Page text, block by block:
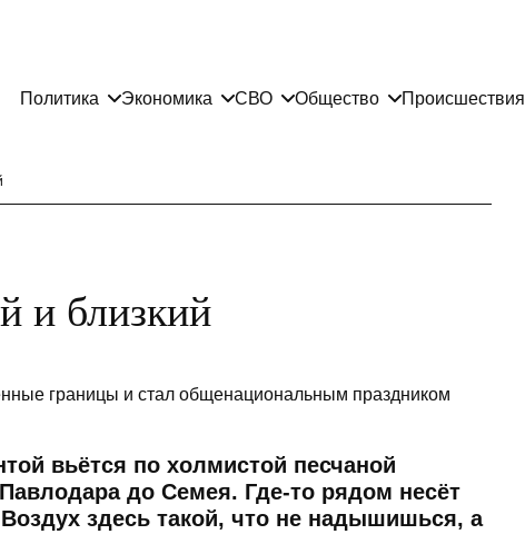
Политика Экономика СВО Общество Происшествия
и близкий
границы и стал общенациональным праздником
вьётся по холмистой песчаной
до Семея. Где-то рядом несёт
здесь такой, что не надышишься, а